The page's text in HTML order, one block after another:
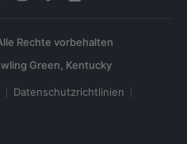
Rechte vorbehalten
Datenschutzrichtlinien